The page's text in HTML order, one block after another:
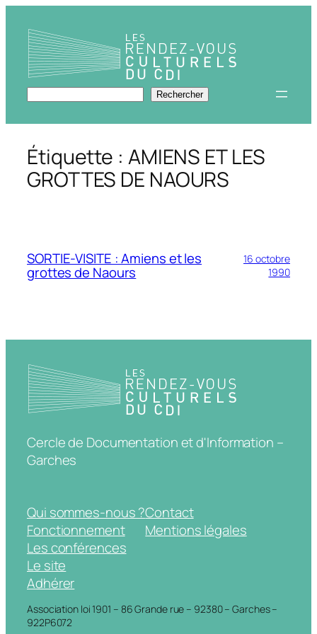
contenu
Rechercher Rechercher
Étiquette : AMIENS ET LES
GROTTES DE NAOURS
SORTIE-VISITE : Amiens et les
grottes de Naours
16 octobre
1990
Cercle de Documentation et d'Information –
Garches
Qui sommes-nous ?
Fonctionnement
Les conférences
Le site
Adhérer
Contact
Mentions légales
Association loi 1901 – 86 Grande rue – 92380 – Garches –
922P6072